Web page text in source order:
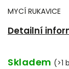
MYCÍ RUKAVICE
Detailní
Skladem (>1